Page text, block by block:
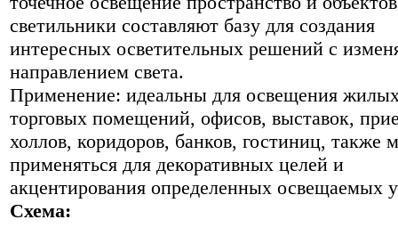
светильники составляют базу для создания
интересных осветительных решений с
направлением света.
Применение: идеальны для освещения
торговых помещений, офисов, выставок,
холлов, коридоров, банков, гостиниц, также
применяться для декоративных целей и
акцентирования определенных освещаемых
Схема: